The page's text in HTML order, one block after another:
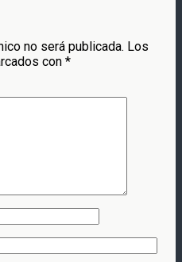
no será publicada. Los
con *